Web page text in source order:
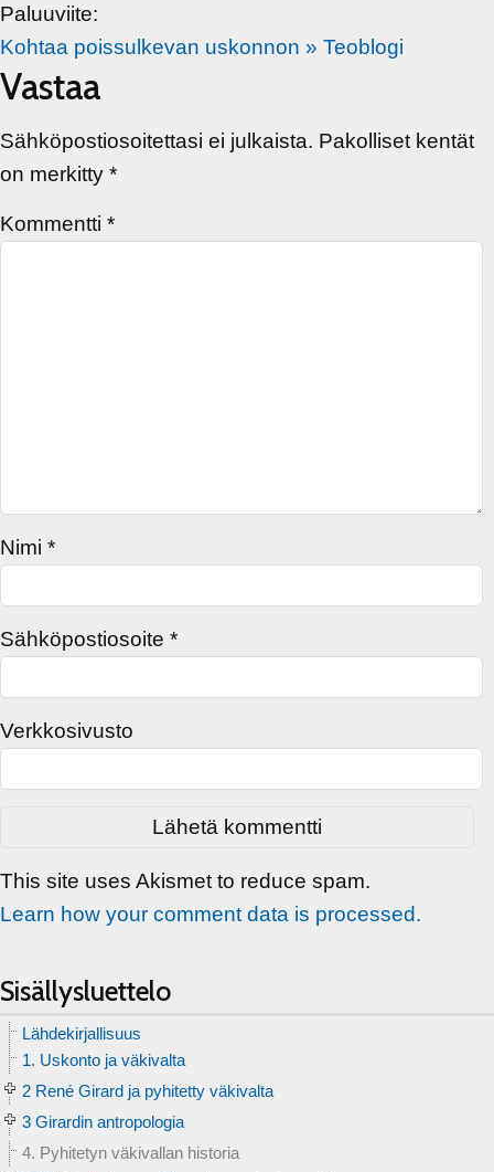
Paluuviite:
Kohtaa poissulkevan uskonnon » Teoblogi
Vastaa
Sähköpostiosoitettasi ei julkaista. Pakolliset kentät
on merkitty *
Kommentti *
Nimi *
Sähköpostiosoite *
Verkkosivusto
This site uses Akismet to reduce spam.
Learn how your comment data is processed.
Sisällysluettelo
Lähdekirjallisuus
1. Uskonto ja väkivalta
2 René Girard ja pyhitetty väkivalta
3 Girardin antropologia
4. Pyhitetyn väkivallan historia